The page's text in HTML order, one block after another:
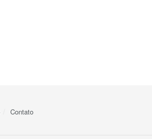
Contato